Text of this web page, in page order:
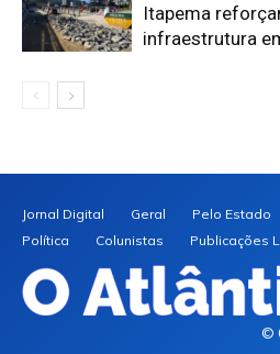
Itapema
infraestrutura
Jornal Digital Geral Pelo Estado
Política
Colunistas Publicações
©